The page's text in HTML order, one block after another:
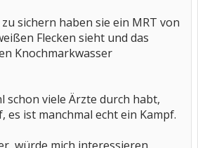
sichern haben sie ein MRT von
Flecken sieht und das
Knochmarkwasser
schon viele Ärzte durch habt,
es ist manchmal echt ein Kampf.